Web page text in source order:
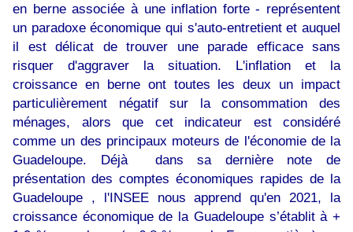
en berne associée à une inflation forte - représentent
un paradoxe économique qui s'auto-entretient et auquel
il est délicat de trouver une parade efficace sans
risquer d'aggraver la situation. L'inflation et la
croissance en berne ont toutes les deux un impact
particulièrement négatif sur la consommation des
ménages, alors que cet indicateur est considéré
comme un des principaux moteurs de l'économie de la
Guadeloupe. Déjà dans sa dernière note de
présentation des comptes économiques rapides de la
Guadeloupe , l'INSEE nous apprend qu'en 2021, la
croissance économique de la Guadeloupe s’établit à +